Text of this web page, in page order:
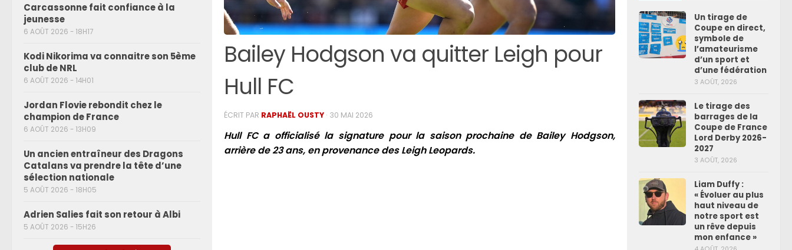
Bailey Hodgson va quitter Leigh pour
Hull FC
ÉCRIT PAR RAPHAËL OUSTY · 30 MAI 2026
Hull FC a officialisé la signature pour la saison prochaine de Bailey Hodgson,
arrière de 23 ans, en provenance des Leigh Leopards.
Carcassonne fait confiance à la
jeunesse
6 AOÛT 2026 - 18H17
Kodi Nikorima va connaitre son 5ème
club de NRL
6 AOÛT 2026 - 14H01
Jordan Flovie rebondit chez le
champion de France
6 AOÛT 2026 - 13H09
Un ancien entraîneur des Dragons
Catalans va prendre la tête d’une
sélection nationale
5 AOÛT 2026 - 18H05
Adrien Salies fait son retour à Albi
5 AOÛT 2026 - 15H26
Un tirage de
Coupe en direct,
symbole de
l’amateurisme
d’un sport et
d’une fédération
3 AOÛT, 2026
Le tirage des
barrages de la
Coupe de France
Lord Derby 2026-
2027
3 AOÛT, 2026
Liam Duffy :
« Évoluer au plus
haut niveau de
notre sport est
un rêve depuis
mon enfance »